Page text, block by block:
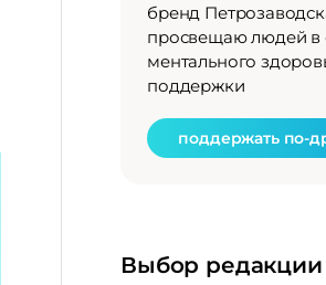
бренд
просвещаю людей в
ментального
поддержки
поддержать по-
Выбор редакции